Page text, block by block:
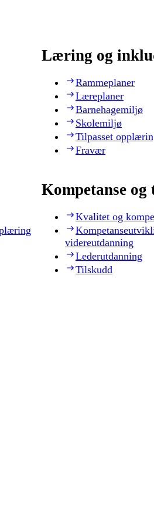
Læring og
Rammeplaner
Læreplaner
Barnehagemiljø
Skolemiljø
Tilpasset
Fravær
Kompetanse
Kvalitet og
videreutdanning
Lederutdanning
Tilskudd